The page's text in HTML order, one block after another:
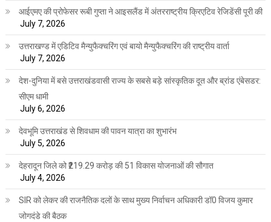
आईएमए की प्रोफेसर रूबी गुप्ता ने आइसलैंड में अंतरराष्ट्रीय क्रिएटिव रेजिडेंसी पूरी की
July 7, 2026
उत्तराखण्ड में एडिटिव मैन्युफैक्चरिंग एवं बायो मैन्युफैक्चरिंग की राष्ट्रीय वार्ता
July 7, 2026
देश-दुनिया में बसे उत्तराखंडवासी राज्य के सबसे बड़े सांस्कृतिक दूत और ब्रांड एंबेसडर:
सीएम धामी
July 6, 2026
देवभूमि उत्तराखंड से शिवधाम की पावन यात्रा का शुभारंभ
July 5, 2026
देहरादून जिले को ₹219.29 करोड़ की 51 विकास योजनाओं की सौगात
July 4, 2026
SIR को लेकर की राजनैतिक दलों के साथ मुख्य निर्वाचन अधिकारी डॉ0 विजय कुमार
जोगदंडे की बैठक